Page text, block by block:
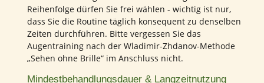
Reihenfolge dürfen Sie frei wählen - wichtig ist nur,
dass Sie die Routine täglich konsequent zu denselben
Zeiten durchführen. Bitte vergessen Sie das
Augentraining nach der Wladimir-Zhdanov-Methode
„Sehen ohne Brille“ im Anschluss nicht.
Mindestbehandlungsdauer & Langzeitnutzung